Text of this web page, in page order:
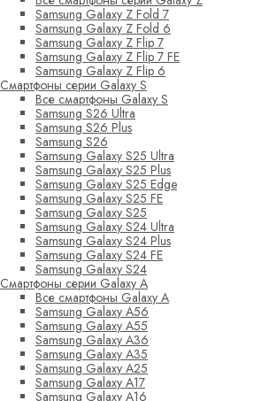
Samsung Galaxy Z Fold 7
Samsung Galaxy Z Fold 6
Samsung Galaxy Z Flip 7
Samsung Galaxy Z Flip 7 FE
Samsung Galaxy Z Flip 6
Смартфоны серии Galaxy S
Все смартфоны Galaxy S
Samsung S26 Ultra
Samsung S26 Plus
Samsung S26
Samsung Galaxy S25 Ultra
Samsung Galaxy S25 Plus
Samsung Galaxy S25 Edge
Samsung Galaxy S25 FE
Samsung Galaxy S25
Samsung Galaxy S24 Ultra
Samsung Galaxy S24 Plus
Samsung Galaxy S24 FE
Samsung Galaxy S24
Смартфоны серии Galaxy A
Все смартфоны Galaxy A
Samsung Galaxy A56
Samsung Galaxy A55
Samsung Galaxy A36
Samsung Galaxy A35
Samsung Galaxy A25
Samsung Galaxy A17
Samsung Galaxy A16